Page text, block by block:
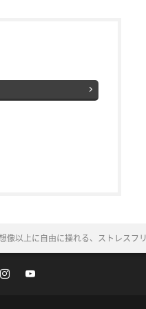
以上に自由に操れる、ストレスフ